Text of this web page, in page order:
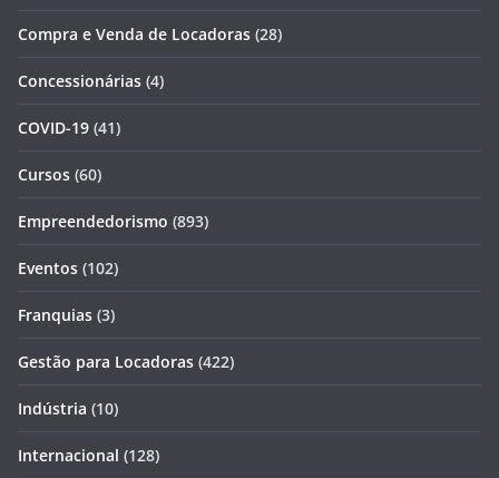
Compra e Venda de Locadoras (28)
Concessionárias (4)
COVID-19 (41)
Cursos (60)
Empreendedorismo (893)
Eventos (102)
Franquias (3)
Gestão para Locadoras (422)
Indústria (10)
Internacional (128)